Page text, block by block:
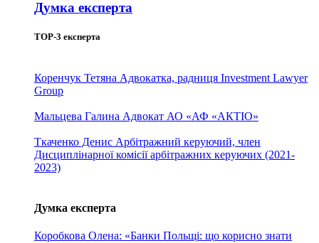
Думка експерта
TOP-3 експерта
Коренчук Тетяна Адвокатка, радниця Investment Lawyer
Group
Мальцева Галина Адвокат АО «АФ «АКТІО»
Ткаченко Денис Арбітражний керуючий, член
Дисциплінарної комісії арбітражних керуючих (2021-
2023)
Думка експерта
Коробкова Олена: «Банки Польщі: що корисно знати